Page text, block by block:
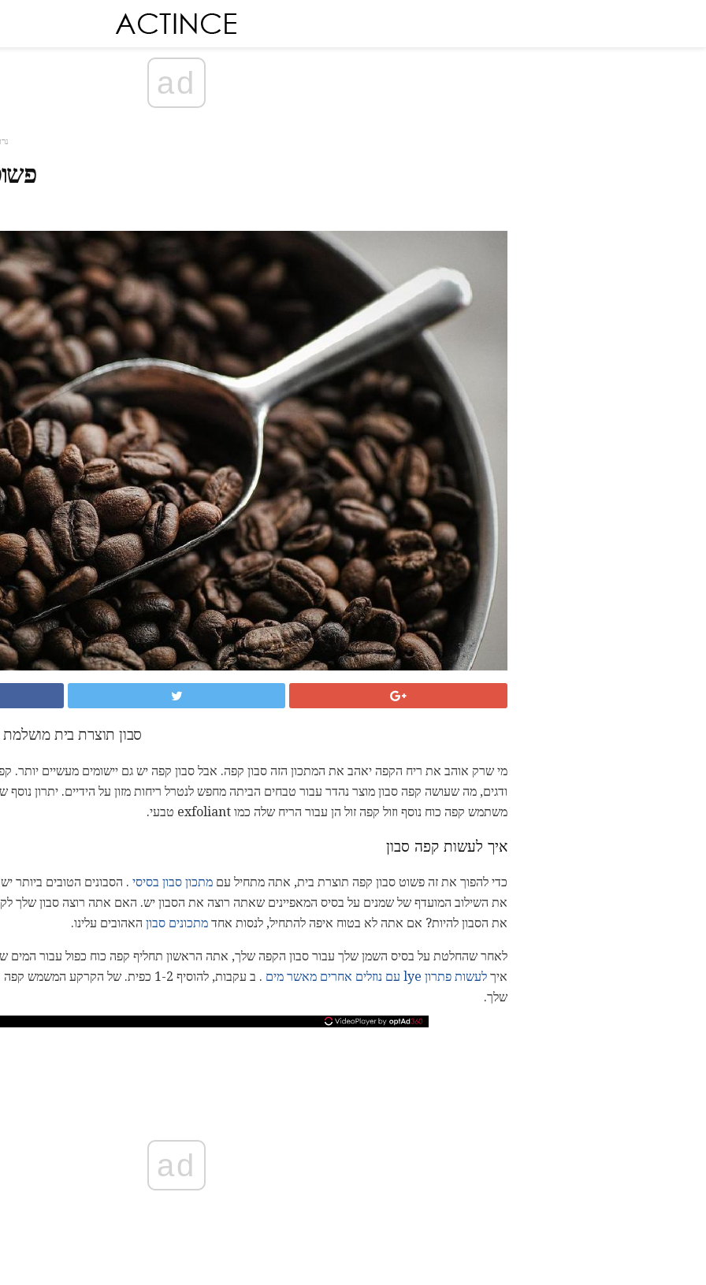
ad
סבון תוצרת בית
מי שרק אוהב את ריח הקפה יאהב את המתכון הזה סבון קפה. אבל סבון קפה יש גם יישומים מעשיים יותר.
ודגים, מה שעושה קפה סבון מוצר נהדר עבור טבחים הביתה מחפש לנטרל ריחות מזון על הידיים. יתרון
משתמש קפה כוח נוסף וזול קפה זול הן עבור הריח שלה כמו exfoliant טבעי.
איך לעשות קפה סבון
כדי להפוך את זה פשוט סבון קפה תוצרת בית, אתה מתחיל עם מתכון סבון בסיסי . הסבונים הטובים ביותר
את השילוב המועדף של שמנים על בסיס המאפיינים שאתה רוצה את הסבון יש. האם אתה רוצה סבון שלך
את הסבון להיות? אם אתה לא בטוח איפה להתחיל, לנסות אחד מתכונים סבון האהובים עלינו.
לאחר שהחלטת על בסיס השמן שלך עבור סבון הקפה שלך, אתה הראשון תחליף קפה כוח כפול עבור המים
איך לעשות פתרון lye עם נוזלים אחרים מאשר מים
. ב עקבות, להוסיף 1-2 כפית. של הקרקע
שלך.
ad